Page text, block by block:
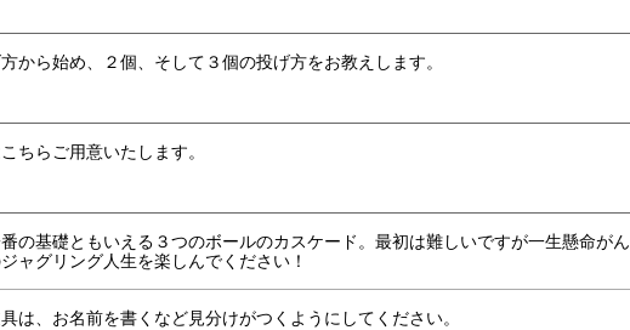
から始め、２個、そして３個の投げ方をお教えします。
ちらご用意いたします。
の基礎ともいえる３つのボールのカスケード。最初は難しいですが一生懸命がん
ャグリング人生を楽しんでください！
は、お名前を書くなど見分けがつくようにしてください。